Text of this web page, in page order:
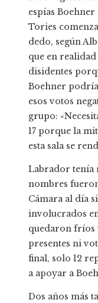
espías
Tories
dedo, según
que en
disidentes
Boehner
esos votos
grupo:
17 porque la
esta sala se
Labrador tenía
nombres
Cámara al día
involucrados
quedaron
presentes ni
final, solo 12
a apoyar a
Dos años más